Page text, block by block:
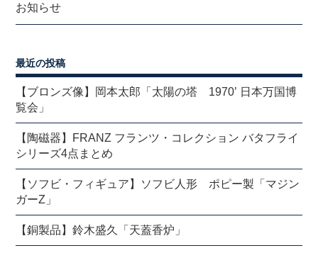
お知らせ
最近の投稿
【ブロンズ像】岡本太郎「太陽の塔 1970’ 日本万国博
覧会」
【陶磁器】FRANZ フランツ・コレクション バタフライ
シリーズ4点まとめ
【ソフビ・フィギュア】ソフビ人形 ポピー製「マジン
ガーZ」
【銅製品】鈴木盛久「天蓋香炉」